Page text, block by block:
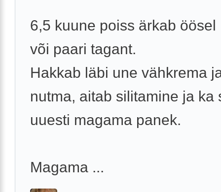
6,5 kuune poiss ärkab öösel
või paari tagant.
Hakkab läbi une vähkrema
nutma, aitab silitamine ja ka
uuesti magama panek.
Magama ...